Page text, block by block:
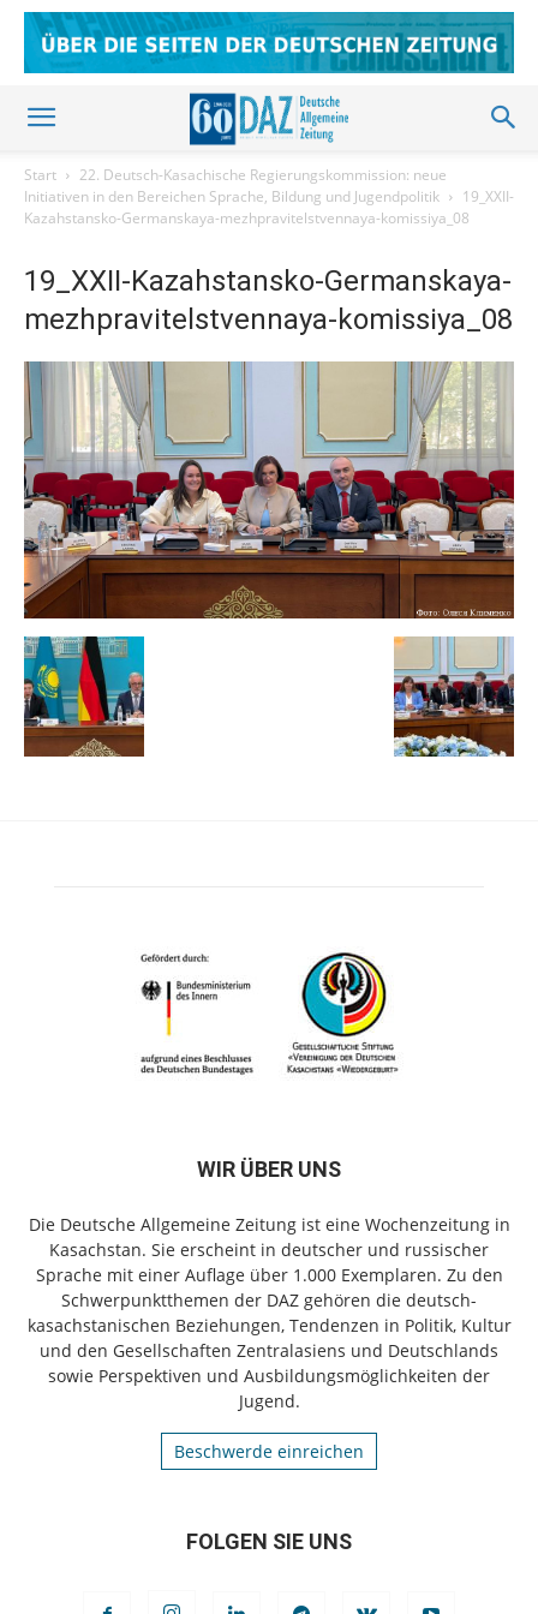
Start
22. Deutsch-Kasachische Regierungskommission: neue
Initiativen in den Bereichen Sprache, Bildung und Jugendpolitik
19_XXII-
Kazahstansko-Germanskaya-mezhpravitelstvennaya-komissiya_08
19_XXII-Kazahstansko-Germanskaya-
mezhpravitelstvennaya-komissiya_08
WIR ÜBER UNS
Die Deutsche Allgemeine Zeitung ist eine Wochenzeitung in
Kasachstan. Sie erscheint in deutscher und russischer
Sprache mit einer Auflage über 1.000 Exemplaren. Zu den
Schwerpunktthemen der DAZ gehören die deutsch-
kasachstanischen Beziehungen, Tendenzen in Politik, Kultur
und den Gesellschaften Zentralasiens und Deutschlands
sowie Perspektiven und Ausbildungsmöglichkeiten der
Jugend.
Beschwerde einreichen
FOLGEN SIE UNS